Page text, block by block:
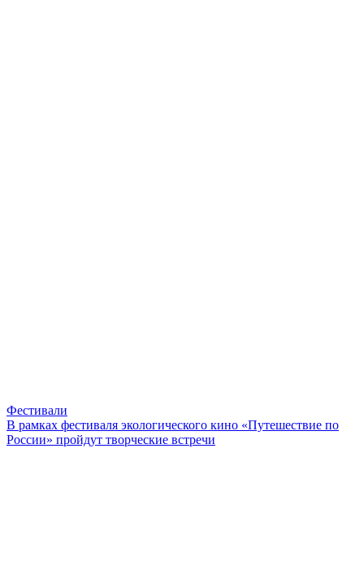
Фестивали
В рамках фестиваля экологического кино «Путешествие по
России» пройдут творческие встречи